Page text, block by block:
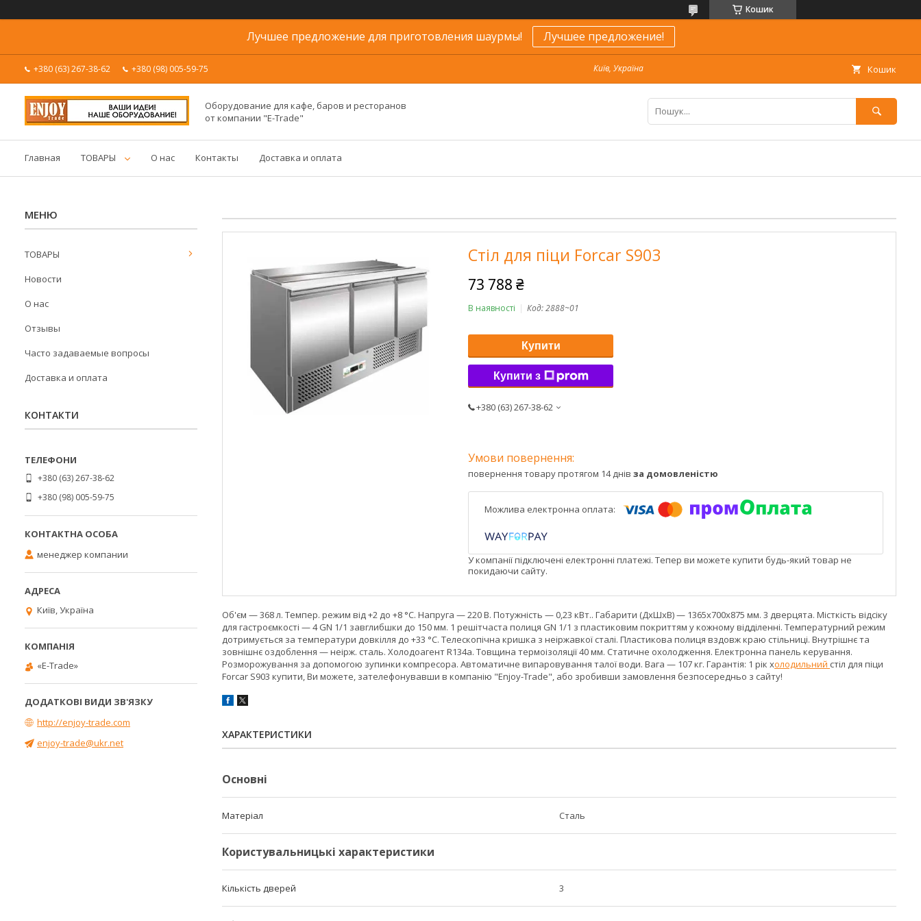
Кошик
Лучшее предложение для приготовления шаурмы! Лучшее предложение!
+380 (63) 267-38-62 +380 (98) 005-59-75 Київ, Україна Кошик
Оборудование для кафе, баров и ресторанов
от компании "E-Trade"
Главная ТОВАРЫ О нас Контакты Доставка и оплата
Стіл для піци Forcar S903
73 788 ₴
В наявності Код:2888~01
Купити
Купити з
+380 (63) 267-38-62
повернення товару протягом 14 днів за домовленістю
У компанії підключені електронні платежі. Тепер ви можете купити будь-який товар не
покидаючи сайту.
Об'єм — 368 л. Темпер. режим від +2 до +8 °C. Напруга — 220 В. Потужність — 0,23 кВт.. Габарити (ДхШхВ) — 1365x700x875 мм. 3 дверцята. Місткість відсіку
для гастроємкості — 4 GN 1/1 завглибшки до 150 мм. 1 решітчаста полиця GN 1/1 з пластиковим покриттям у кожному відділенні. Температурний режим
дотримується за температури довкілля до +33 °C. Телескопічна кришка з неіржавкої сталі. Пластикова полиця вздовж краю стільниці. Внутрішнє та
зовнішнє оздоблення — неірж. сталь. Холодоагент R134a. Товщина термоізоляції 40 мм. Статичне охолодження. Електронна панель керування.
Розморожування за допомогою зупинки компресора. Автоматичне випаровування талої води. Вага — 107 кг. Гарантія: 1 рік холодильний стіл для піци
Forcar S903 купити, Ви можете, зателефонувавши в компанію "Enjoy-Trade", або зробивши замовлення безпосередньо з сайту!
ХАРАКТЕРИСТИКИ
Основні
Матеріал Сталь
Користувальницькі характеристики
Кількість дверей 3
ТОВАРЫ
Новости
О нас
Отзывы
Часто задаваемые вопросы
Доставка и оплата
КОНТАКТИ
+380 (63) 267-38-62
+380 (98) 005-59-75
менеджер компании
Київ, Україна
«E-Trade»
http://enjoy-trade.com
enjoy-trade@ukr.net